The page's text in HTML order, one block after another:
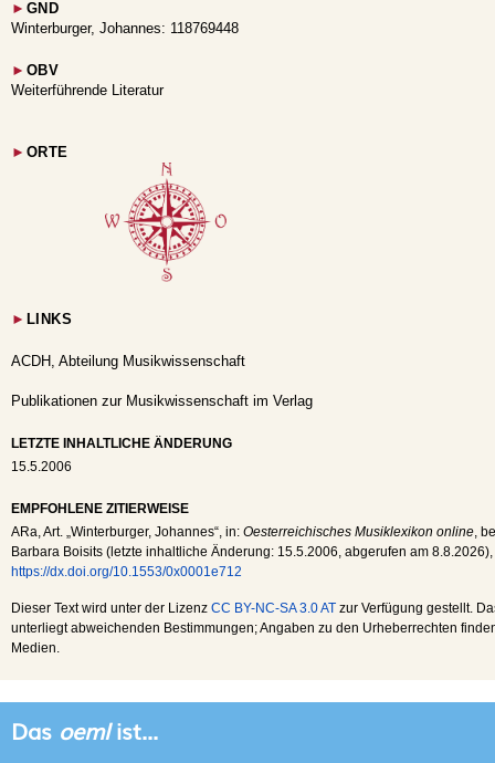
► GND
Winterburger, Johannes: 118769448
► OBV
Weiterführende Literatur
► ORTE
► LINKS
ACDH, Abteilung Musikwissenschaft
Publikationen zur Musikwissenschaft im Verlag
LETZTE INHALTLICHE ÄNDERUNG
15.5.2006
EMPFOHLENE ZITIERWEISE
ARa , Art. „Winterburger, Johannes“, in: Oesterreichisches Musiklexikon online ,
Barbara Boisits (letzte inhaltliche Änderung: 15.5.2006 , abgerufen am 8.8.2026),
https://dx.doi.org/10.1553/0x0001e712
Dieser Text wird unter der Lizenz CC BY-NC-SA 3.0 AT zur Verfügung gestellt.
unterliegt abweichenden Bestimmungen; Angaben zu den Urheberrechten
Medien.
Das oemlist...